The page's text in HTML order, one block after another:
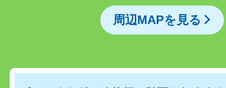
周辺MAPを見る